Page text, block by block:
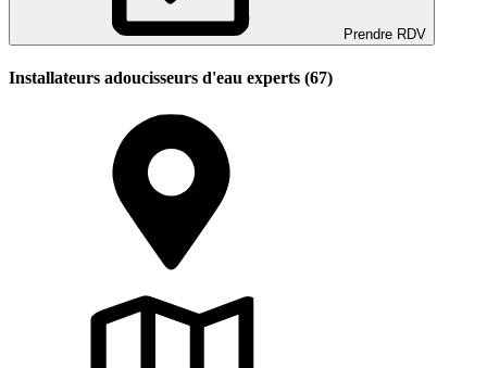
Prendre RDV
Installateurs adoucisseurs d'eau experts (67)